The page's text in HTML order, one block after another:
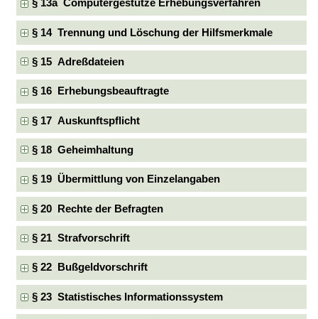
§ 13a Computergestütze Erhebungsverfahren
§ 14 Trennung und Löschung der Hilfsmerkmale
§ 15 Adreßdateien
§ 16 Erhebungsbeauftragte
§ 17 Auskunftspflicht
§ 18 Geheimhaltung
§ 19 Übermittlung von Einzelangaben
§ 20 Rechte der Befragten
§ 21 Strafvorschrift
§ 22 Bußgeldvorschrift
§ 23 Statistisches Informationssystem